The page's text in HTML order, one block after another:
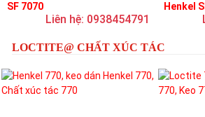
SF 7070
Liên hệ: 0938454791
Henkel
LOCTITE@ CHẤT XÚC TÁC